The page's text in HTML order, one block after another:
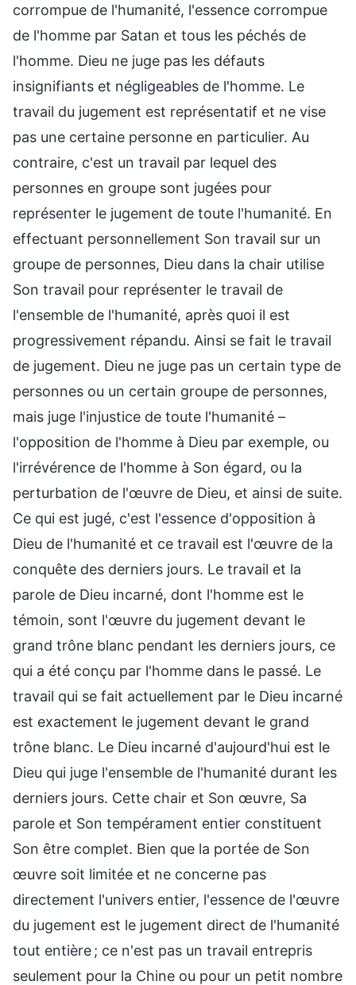
corrompue de l'humanité, l'essence corrompue
de l'homme par Satan et tous les péchés de
l'homme. Dieu ne juge pas les défauts
insignifiants et négligeables de l'homme. Le
travail du jugement est représentatif et ne vise
pas une certaine personne en particulier. Au
contraire, c'est un travail par lequel des
personnes en groupe sont jugées pour
représenter le jugement de toute l'humanité. En
effectuant personnellement Son travail sur un
groupe de personnes, Dieu dans la chair utilise
Son travail pour représenter le travail de
l'ensemble de l'humanité, après quoi il est
progressivement répandu. Ainsi se fait le travail
de jugement. Dieu ne juge pas un certain type de
personnes ou un certain groupe de personnes,
mais juge l'injustice de toute l'humanité –
l'opposition de l'homme à Dieu par exemple, ou
l'irrévérence de l'homme à Son égard, ou la
perturbation de l'œuvre de Dieu, et ainsi de suite.
Ce qui est jugé, c'est l'essence d'opposition à
Dieu de l'humanité et ce travail est l'œuvre de la
conquête des derniers jours. Le travail et la
parole de Dieu incarné, dont l'homme est le
témoin, sont l'œuvre du jugement devant le
grand trône blanc pendant les derniers jours, ce
qui a été conçu par l'homme dans le passé. Le
travail qui se fait actuellement par le Dieu incarné
est exactement le jugement devant le grand
trône blanc. Le Dieu incarné d'aujourd'hui est le
Dieu qui juge l'ensemble de l'humanité durant les
derniers jours. Cette chair et Son œuvre, Sa
parole et Son tempérament entier constituent
Son être complet. Bien que la portée de Son
œuvre soit limitée et ne concerne pas
directement l'univers entier, l'essence de l'œuvre
du jugement est le jugement direct de l'humanité
tout entière ; ce n'est pas un travail entrepris
seulement pour la Chine ou pour un petit nombre